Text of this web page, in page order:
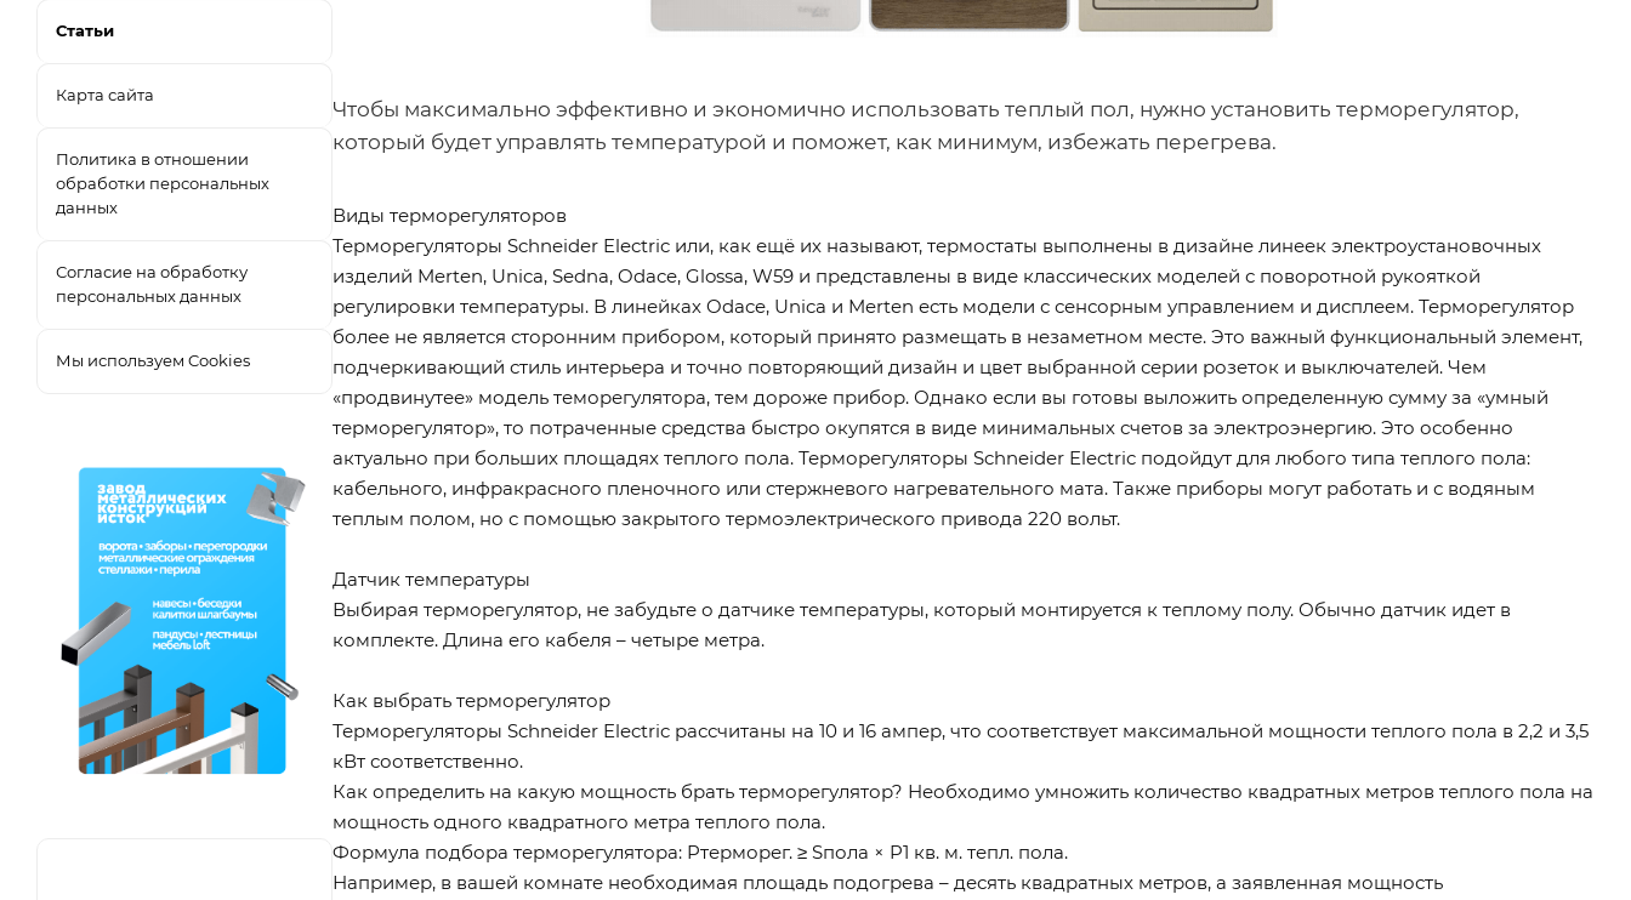
Чтобы максимально эффективно и экономично использовать теплый пол, нужно установить терморегулятор,
который будет управлять температурой и поможет, как минимум, избежать перегрева.
Виды терморегуляторов
Терморегуляторы Schneider Electric или, как ещё их называют, термостаты выполнены в дизайне линеек электроустановочных
изделий Merten, Unica, Sedna, Odace, Glossa, W59 и представлены в виде классических моделей с поворотной рукояткой
регулировки температуры. В линейках Odace, Unica и Merten есть модели с сенсорным управлением и дисплеем. Терморегулятор
более не является сторонним прибором, который принято размещать в незаметном месте. Это важный функциональный элемент,
подчеркивающий стиль интерьера и точно повторяющий дизайн и цвет выбранной серии розеток и выключателей. Чем
«продвинутее» модель теморегулятора, тем дороже прибор. Однако если вы готовы выложить определенную сумму за «умный
терморегулятор», то потраченные средства быстро окупятся в виде минимальных счетов за электроэнергию. Это особенно
актуально при больших площадях теплого пола. Терморегуляторы Schneider Electric подойдут для любого типа теплого пола:
кабельного, инфракрасного пленочного или стержневого нагревательного мата. Также приборы могут работать и с водяным
теплым полом, но с помощью закрытого термоэлектрического привода 220 вольт.
Датчик температуры
Выбирая терморегулятор, не забудьте о датчике температуры, который монтируется к теплому полу. Обычно датчик идет в
комплекте. Длина его кабеля – четыре метра.
Как выбрать терморегулятор
Терморегуляторы Schneider Electric рассчитаны на 10 и 16 ампер, что соответствует максимальной мощности теплого пола в 2,2 и 3,5
кВт соответственно.
Как определить на какую мощность брать терморегулятор? Необходимо умножить количество квадратных метров теплого пола на
мощность одного квадратного метра теплого пола.
Формула подбора терморегулятора: Pтерморег. ≥ Sпола × P1 кв. м. тепл. пола.
Например, в вашей комнате необходимая площадь подогрева – десять квадратных метров, а заявленная мощность
Статьи
Карта сайта
Политика в отношении
обработки персональных
данных
Согласие на обработку
персональных данных
Мы используем Cookies